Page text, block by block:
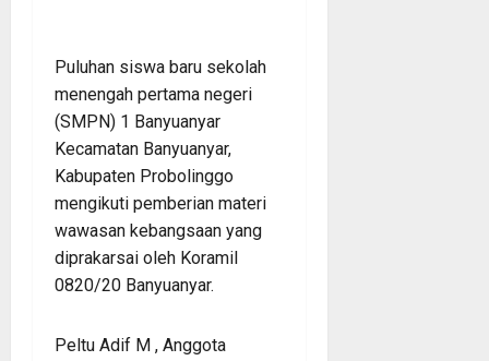
Puluhan siswa baru sekolah
menengah pertama negeri
(SMPN) 1 Banyuanyar
Kecamatan Banyuanyar,
Kabupaten Probolinggo
mengikuti pemberian materi
wawasan kebangsaan yang
diprakarsai oleh Koramil
0820/20 Banyuanyar.
Peltu Adif M , Anggota